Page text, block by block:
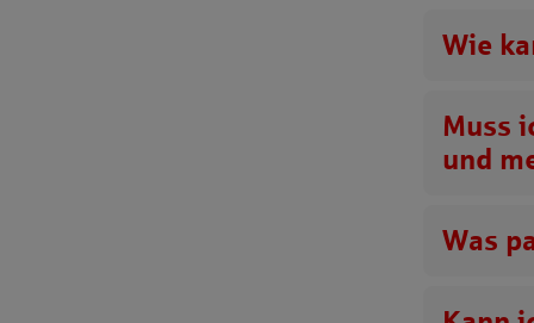
Wie
Muss
und
Was